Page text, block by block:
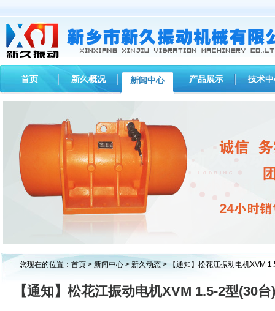
首页 新久概况 新闻中心 产品展示 技术
您现在的位置： 首页 > 新闻中心 > 新久动态 > 【通知】松花江振动电机XVM
【通知】松花江振动电机XVM 1.5-2型(30